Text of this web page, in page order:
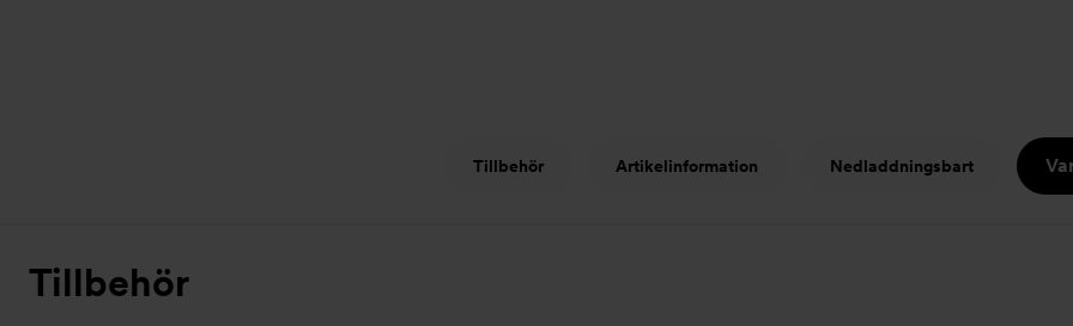
Tillbehör Artikelinformation Nedladdningsbart
Tillbehör